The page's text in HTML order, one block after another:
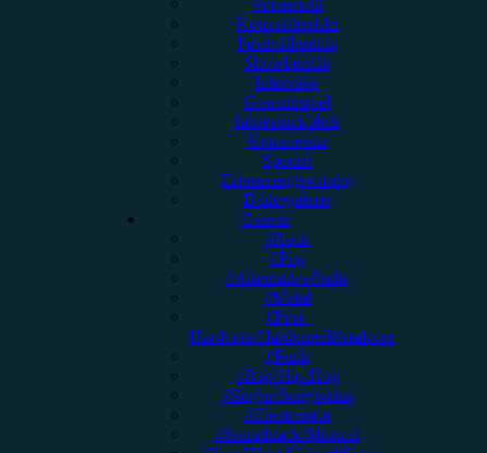
Vorbericht
Konzertbericht
Festivalbericht
Showbericht
Interview
Gewinnspiel
Jahresrückblick
Kommentar
Special
Erinnerungswürdig
Bildergalerie
Genres
#Rock
#Pop
#Alternative/Indie
#Metal
#Post-
Hardcore/Hardcore/Metalcore
#Punk
#Rap/Hip-Hop
#Singer/Songwriter
#Electronica
#Soundtrack/Musical